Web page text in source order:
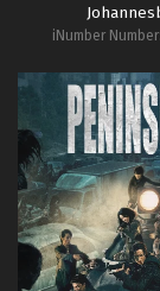
iNumber